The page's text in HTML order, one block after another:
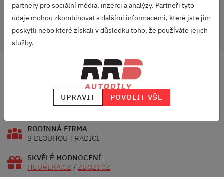
Vozidlo: Univerzální
DOPRAVA ZDARMA
VELKÝ VÝBĚR
RODINNÁ FIRMA
S DLOUHOU TRADICÍ
SKVĚLÉ HODNOCENÍ
HEUREKA.CZ / ZBOZI.CZ
partnery pro sociální média, inzerci a analýzy. Partneři tyto
údaje mohou zkombinovat s dalšími informacemi, které jste jim
poskytli nebo které získali v důsledku toho, že používáte jejich
služby.
UPRAVIT POVOLIT VŠE